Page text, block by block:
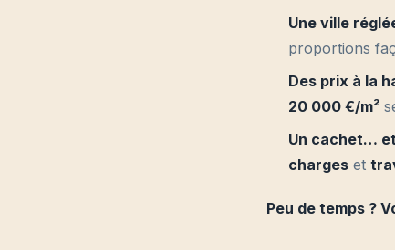
Une ville
proportions
Des prix à la
20 000 €/m²
Un cachet…
charges et
Peu de temps ?